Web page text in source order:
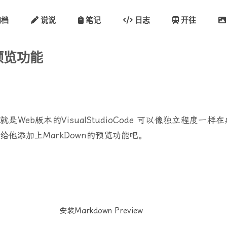
说说 笔记 日志 开往
功能
是Web版本的VisualStudioCode 可以像独立程度一样
他添加上MarkDown的预览功能吧。
安装Markdown Preview